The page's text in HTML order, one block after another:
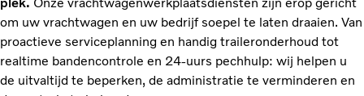
Pers en media
Contact
Energietransitie
Dealerlocator
om uw vrachtwagen en uw bedrijf soepel te laten draaien. Van
proactieve serviceplanning en handig traileronderhoud tot
realtime bandencontrole en 24-uurs pechhulp: wij helpen u
de uitvaltijd te beperken, de administratie te verminderen en